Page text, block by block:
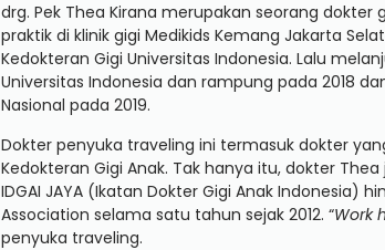
drg. Pek Thea Kirana merupakan seorang
praktik di klinik gigi Medikids Kemang Jakarta
Kedokteran Gigi Universitas Indonesia. Lalu
Universitas Indonesia dan rampung pada 2018
Nasional pada 2019.
Dokter penyuka traveling ini termasuk dokter
Kedokteran Gigi Anak. Tak hanya itu, dokter
IDGAI JAYA (Ikatan Dokter Gigi Anak Indonesia)
Association selama satu tahun sejak 2012. “Work
penyuka traveling.